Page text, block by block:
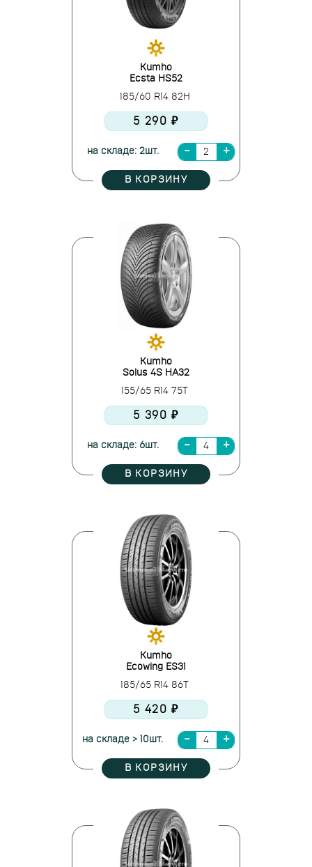
Kumho
Ecsta HS52
185/60 R14 82H
5 290 ₽
на складе: 2шт.
В КОРЗИНУ
Kumho
Solus 4S HA32
155/65 R14 75T
5 390 ₽
на складе: 6шт.
В КОРЗИНУ
Kumho
Ecowing ES31
185/65 R14 86T
5 420 ₽
на складе > 10шт.
В КОРЗИНУ